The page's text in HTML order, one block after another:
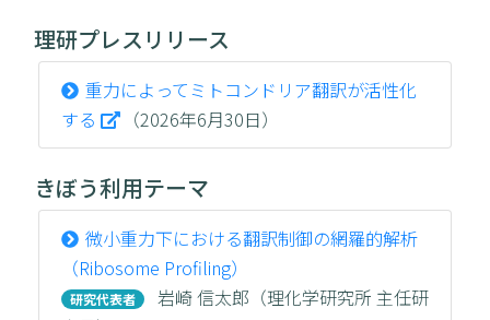
理研プレスリリース
重力によってミトコンドリア翻訳が活性化
する
（2026年6月30日）
きぼう利用テーマ
微小重力下における翻訳制御の網羅的解析
（Ribosome Profiling）
研究代表者
岩崎 信太郎（理化学研究所 主任研